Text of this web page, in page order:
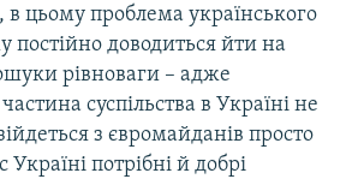
в цьому проблема українського
постійно доводиться йти на
рівноваги – адже
суспільства в Україні не
з євромайданів просто
Україні потрібні й добрі